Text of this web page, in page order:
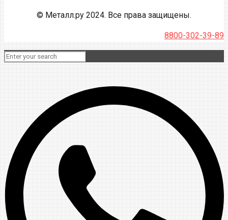
© Металл.ру 2024. Все права защищены.
8800-302-39-89